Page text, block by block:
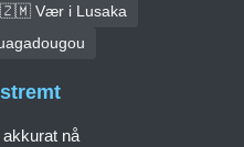
🇿🇲 Vær i Lusaka
nå